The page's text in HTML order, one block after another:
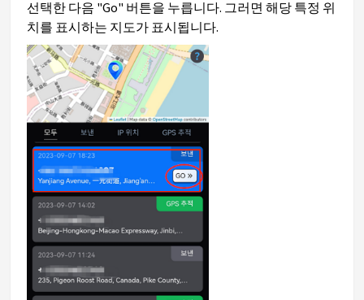
선택한 다음 "Go" 버튼을 누릅니다. 그러면 해당 특정 위
치를 표시하는 지도가 표시됩니다.